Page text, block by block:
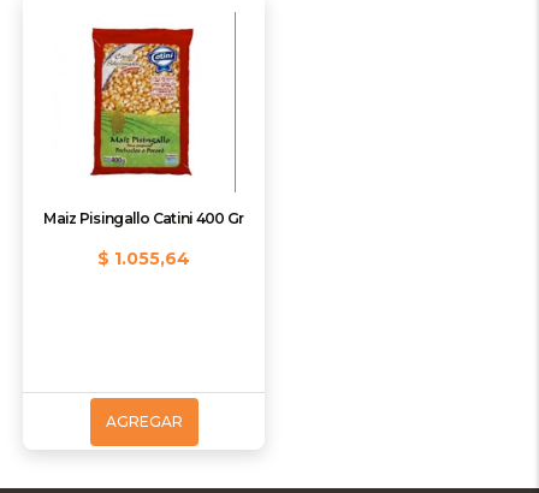
Maiz Pisingallo Catini 400 Gr
$ 1.055,64
AGREGAR